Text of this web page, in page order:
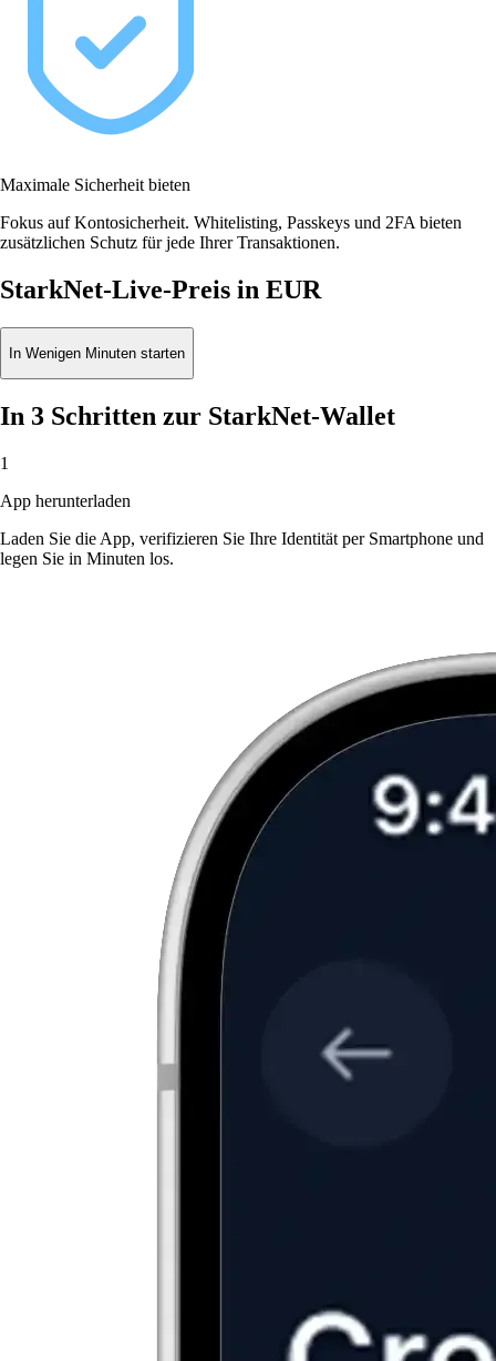
Maximale Sicherheit bieten
Fokus auf Kontosicherheit. Whitelisting, Passkeys und 2FA bieten
zusätzlichen Schutz für jede Ihrer Transaktionen.
StarkNet-Live-Preis in EUR
In Wenigen Minuten starten
In 3 Schritten zur StarkNet-Wallet
1
App herunterladen
Laden Sie die App, verifizieren Sie Ihre Identität per Smartphone und
legen Sie in Minuten los.